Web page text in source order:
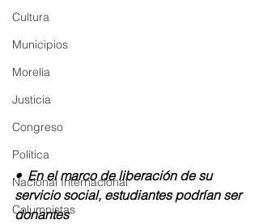
Cultura
Municipios
Morelia
Justicia
Congreso
Política
Nacional Internacional
Columnistas
•⁠  ⁠En el marco de liberación de su
servicio social, estudiantes podrían ser
donantes